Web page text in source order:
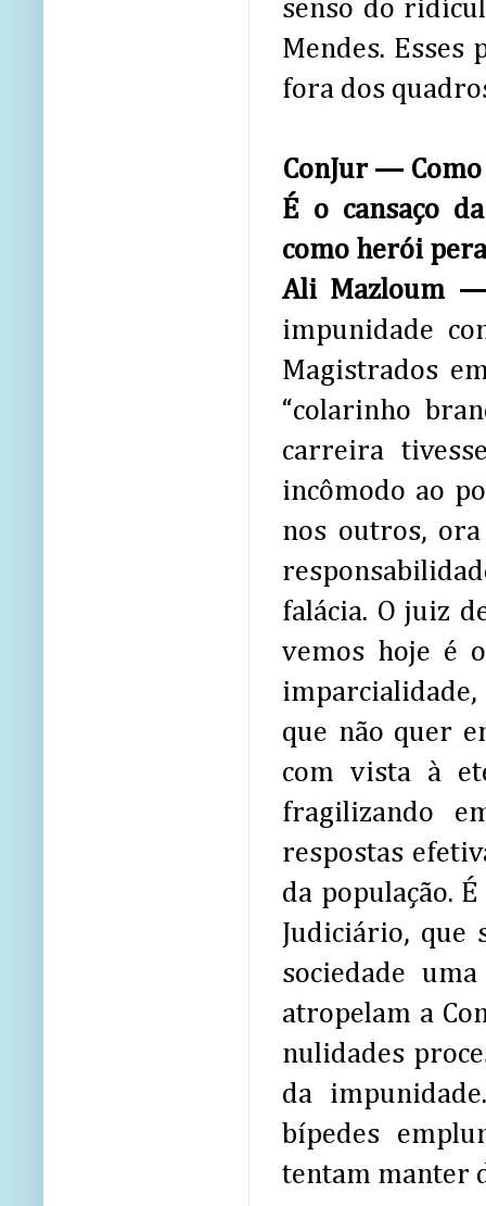
senso do
Mendes. Esses
fora dos
ConJur —
É o cansaço
como herói
Ali Mazloum
impunidade
Magistrados
“colarinho
carreira
incômodo ao
nos outros,
falácia. O juiz
vemos hoje é
imparcialidade,
que não quer
com vista à
fragilizando
respostas
da população.
Judiciário, que
sociedade
atropelam a
nulidades
da
bípedes
tentam manter